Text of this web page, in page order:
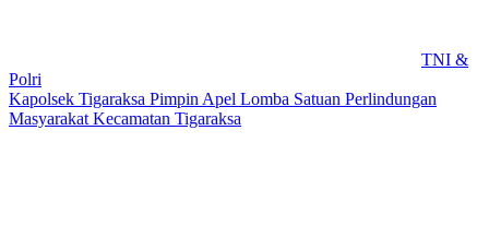
TNI &
Polri
Kapolsek Tigaraksa Pimpin Apel Lomba Satuan Perlindungan
Masyarakat Kecamatan Tigaraksa